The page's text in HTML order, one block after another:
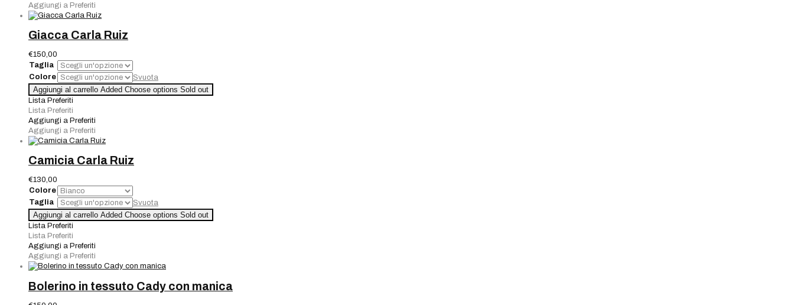
Aggiungi a Preferiti
Giacca Carla Ruiz
€150,00
Taglia
Colore
Svuota
Giacca
Carla
Ruiz
quantità
Aggiungi al carrello Added Choose options Sold out
Lista Preferiti
Lista Preferiti
Aggiungi a Preferiti
Aggiungi a Preferiti
Camicia Carla Ruiz
€130,00
Colore
Taglia
Svuota
Camicia
Carla
Ruiz
quantità
Aggiungi al carrello Added Choose options Sold out
Lista Preferiti
Lista Preferiti
Aggiungi a Preferiti
Aggiungi a Preferiti
Bolerino in tessuto Cady con manica